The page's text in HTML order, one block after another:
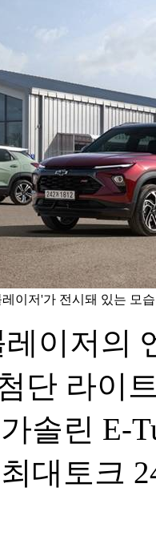
이저'가 전시돼 있는 모
이저의
단 라이
솔린 E-
대토크